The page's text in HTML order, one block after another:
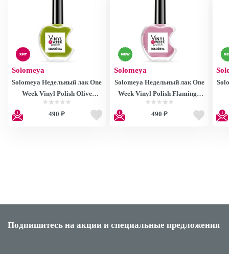
Solomeya
Solomeya Недельный лак One
Week Vinyl Polish Olive
Branch 34, 13ml
490 ₽
Solomeya
Solomeya Недельный лак One
Week Vinyl Polish Flamingo
24, 13ml
490 ₽
Подпишитесь на акции и специальные предложения